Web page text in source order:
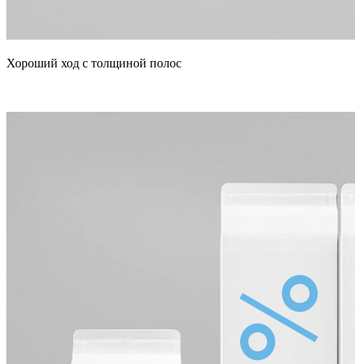
Хороший ход с толщиной полос